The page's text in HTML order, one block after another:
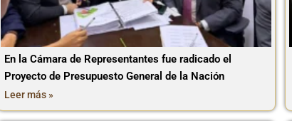
En la Cámara de Representantes fue radicado el
Proyecto de Presupuesto General de la Nación
Leer más »